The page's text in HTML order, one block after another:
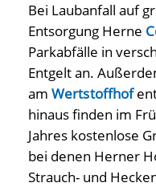
Bei Laubanfall auf
Entsorgung Herne
Parkabfälle in
Entgelt an.
am Wertstoffhof
hinaus finden im
Jahres kostenlose
bei denen Herner
Strauch- und